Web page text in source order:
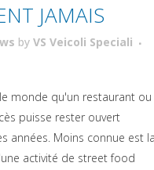
JAMAIS
by VS Veicoli Speciali
monde qu'un restaurant ou
puisse rester ouvert
années. Moins connue est
activité de street food